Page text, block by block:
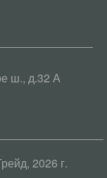
ш., д.32 А
2026 г.